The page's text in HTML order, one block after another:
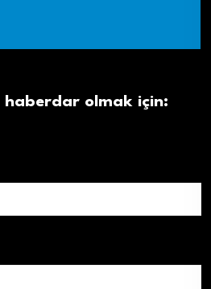
haberdar olmak için: